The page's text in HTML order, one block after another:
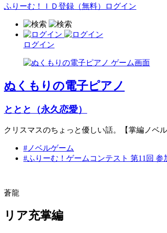
ふりーむ！ＩＤ登録（無料） ログイン
ログイン
ぬくもりの電子ピアノ
ととと（永久恋愛）
クリスマスのちょっと優しい話。【掌編ノベル
#ノベルゲーム
#ふりーむ！ゲームコンテスト 第11回 参
蒼龍
リア充掌編